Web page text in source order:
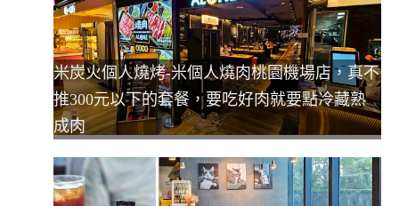
米炭火個人燒烤-米個人燒肉桃園機場店，真不
推300元以下的套餐，要吃好肉就要點冷藏熟
成肉